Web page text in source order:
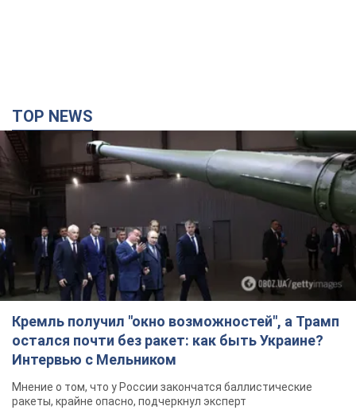
TOP NEWS
Кремль получил "окно возможностей", а Трамп
остался почти без ракет: как быть Украине?
Интервью с Мельником
Мнение о том, что у России закончатся баллистические
ракеты, крайне опасно, подчеркнул эксперт